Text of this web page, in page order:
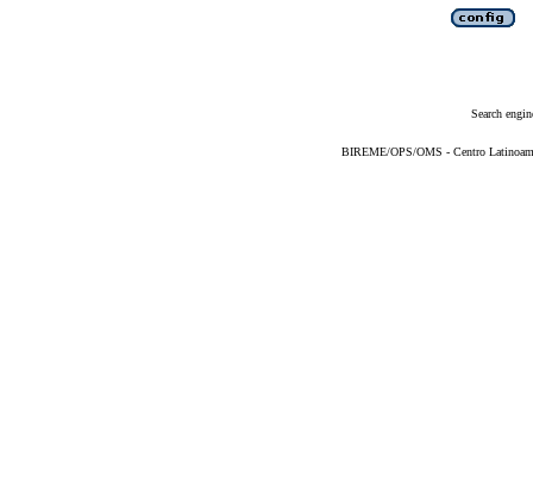
Search
BIREME/OPS/OMS - Centro